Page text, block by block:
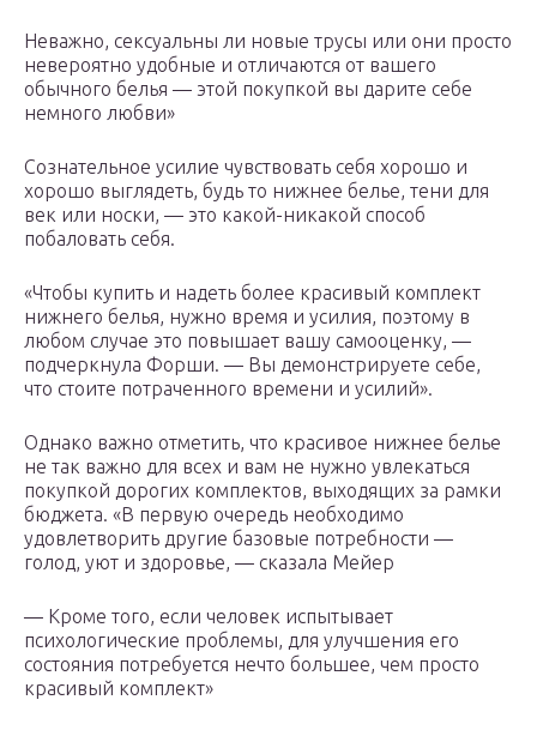
Неважно, сексуальны ли новые трусы или они просто
невероятно удобные и отличаются от вашего
обычного белья — этой покупкой вы дарите себе
немного любви»
Сознательное усилие чувствовать себя хорошо и
хорошо выглядеть, будь то нижнее белье, тени для
век или носки, — это какой-никакой способ
побаловать себя.
«Чтобы купить и надеть более красивый комплект
нижнего белья, нужно время и усилия, поэтому в
любом случае это повышает вашу самооценку, —
подчеркнула Форши. — Вы демонстрируете себе,
что стоите потраченного времени и усилий».
Однако важно отметить, что красивое нижнее белье
не так важно для всех и вам не нужно увлекаться
покупкой дорогих комплектов, выходящих за рамки
бюджета. «В первую очередь необходимо
удовлетворить другие базовые потребности —
голод, уют и здоровье, — сказала Мейер
— Кроме того, если человек испытывает
психологические проблемы, для улучшения его
состояния потребуется нечто большее, чем просто
красивый комплект»